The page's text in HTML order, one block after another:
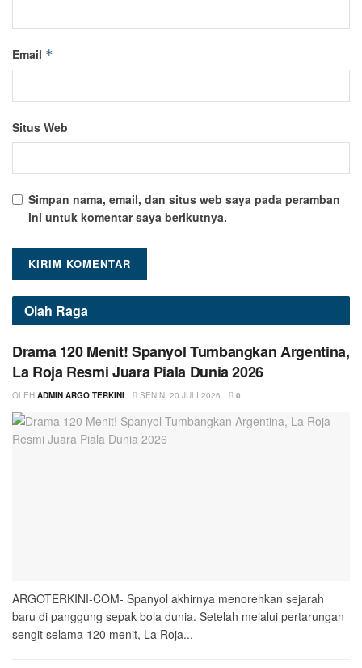
Email *
Situs Web
Simpan nama, email, dan situs web saya pada peramban
ini untuk komentar saya berikutnya.
Olah Raga
Drama 120 Menit! Spanyol Tumbangkan Argentina,
La Roja Resmi Juara Piala Dunia 2026
OLEH ADMIN ARGO TERKINI SENIN, 20 JULI 2026 0
ARGOTERKINI-COM- Spanyol akhirnya menorehkan sejarah
baru di panggung sepak bola dunia. Setelah melalui pertarungan
sengit selama 120 menit, La Roja...